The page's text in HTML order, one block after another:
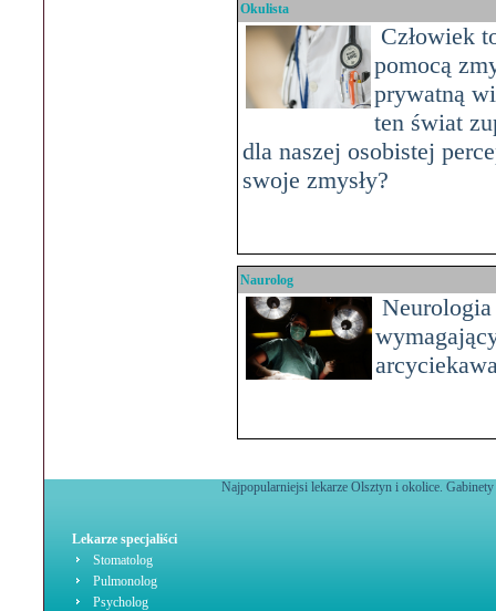
Okulista
Człowiek
pomocą
prywatną
ten świat
dla naszej osobistej
swoje zmysły?
Naurolog
Najpopularniejsi lekarze Olsztyn i okolice.
Lekarze specjaliści
Stomatolog
Pulmonolog
Psycholog